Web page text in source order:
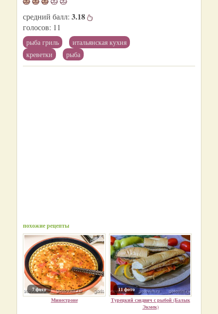
средний балл: 3.18
голосов: 11
рыба гриль
итальянская кухня
креветки
рыба
похожие рецепты
7 фото
Минестроне
11 фото
Турецкий сэндвич с рыбой (Балык
Экмек)